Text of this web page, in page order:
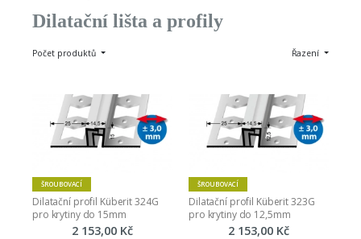
Dilatační lišta a profily
Počet produktů Řazení
ŠROUBOVACÍ
Dilatační profil Küberit 324G
pro krytiny do 15mm
2 153,00 Kč
ŠROUBOVACÍ
Dilatační profil Küberit 323G
pro krytiny do 12,5mm
2 153,00 Kč